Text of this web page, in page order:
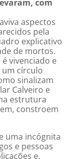
com
aspectos
pela
explicativo
de mortos.
vivenciado e
um círculo
sinalizam
Calveiro e
estrutura
constroem
uma incógnita
e pessoas
e,